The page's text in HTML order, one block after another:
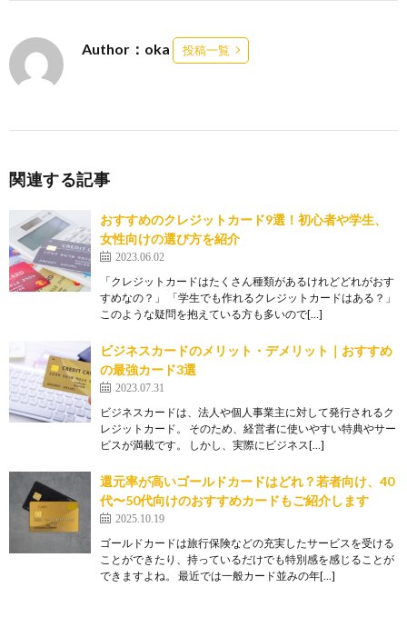
Author：oka 投稿一覧
関連する記事
おすすめのクレジットカード9選！初心者や学生、
女性向けの選び方を紹介
2023.06.02
「クレジットカードはたくさん種類があるけれどどれがおす
すめなの？」 「学生でも作れるクレジットカードはある？」
このような疑問を抱えている方も多いので[…]
ビジネスカードのメリット・デメリット｜おすすめ
の最強カード3選
2023.07.31
ビジネスカードは、法人や個人事業主に対して発行されるク
レジットカード。 そのため、経営者に使いやすい特典やサー
ビスが満載です。 しかし、実際にビジネス[…]
還元率が高いゴールドカードはどれ？若者向け、40
代〜50代向けのおすすめカードもご紹介します
2025.10.19
ゴールドカードは旅行保険などの充実したサービスを受ける
ことができたり、持っているだけでも特別感を感じることが
できますよね。 最近では一般カード並みの年[…]